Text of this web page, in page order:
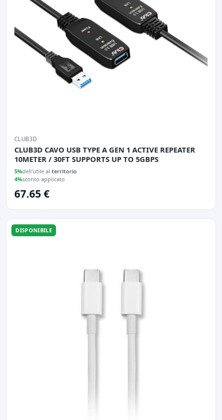
CLUB3D
CLUB3D CAVO USB TYPE A GEN 1 ACTIVE REPEATER
10METER / 30FT SUPPORTS UP TO 5GBPS
5%dell'utile al territorio
4%sconto applicato
67.65 €
DISPONIBILE